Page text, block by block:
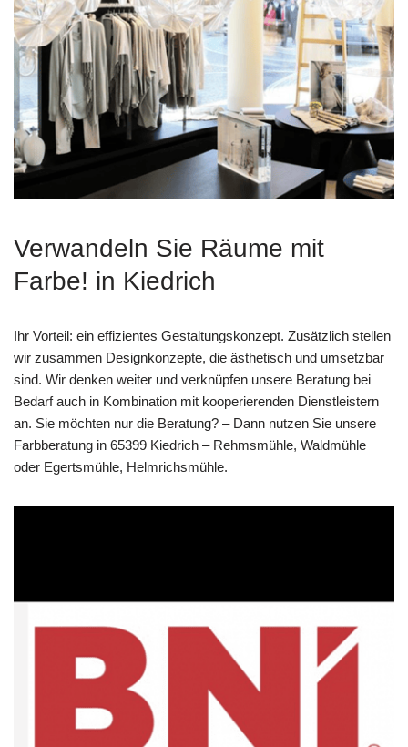
Verwandeln Sie Räume mit
Farbe! in Kiedrich
Ihr Vorteil: ein effizientes Gestaltungskonzept. Zusätzlich stellen
wir zusammen Designkonzepte, die ästhetisch und umsetzbar
sind. Wir denken weiter und verknüpfen unsere Beratung bei
Bedarf auch in Kombination mit kooperierenden Dienstleistern
an. Sie möchten nur die Beratung? – Dann nutzen Sie unsere
Farbberatung in 65399 Kiedrich – Rehmsmühle, Waldmühle
oder Egertsmühle, Helmrichsmühle.